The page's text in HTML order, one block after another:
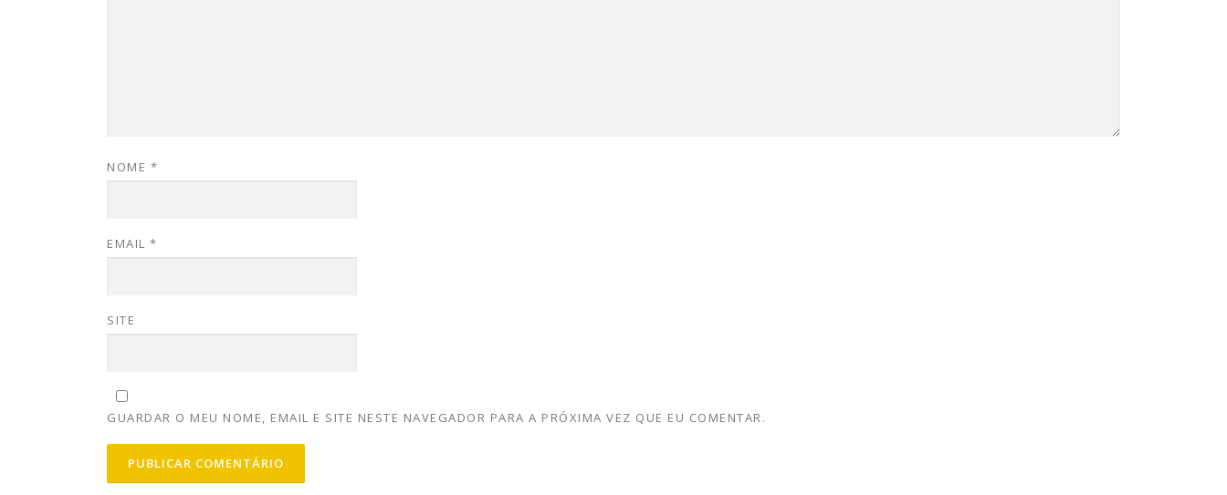
NOME *
EMAIL *
SITE
GUARDAR O MEU NOME, EMAIL E SITE NESTE NAVEGADOR PARA A PRÓXIMA VEZ QUE EU COMENTAR.